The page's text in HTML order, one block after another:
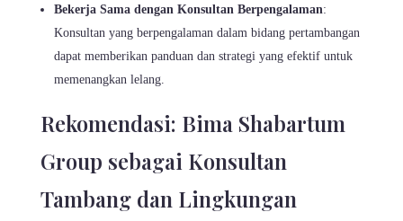
Bekerja Sama dengan Konsultan Berpengalaman:
Konsultan yang berpengalaman dalam bidang pertambangan
dapat memberikan panduan dan strategi yang efektif untuk
memenangkan lelang.
Rekomendasi: Bima Shabartum
Group sebagai Konsultan
Tambang dan Lingkungan